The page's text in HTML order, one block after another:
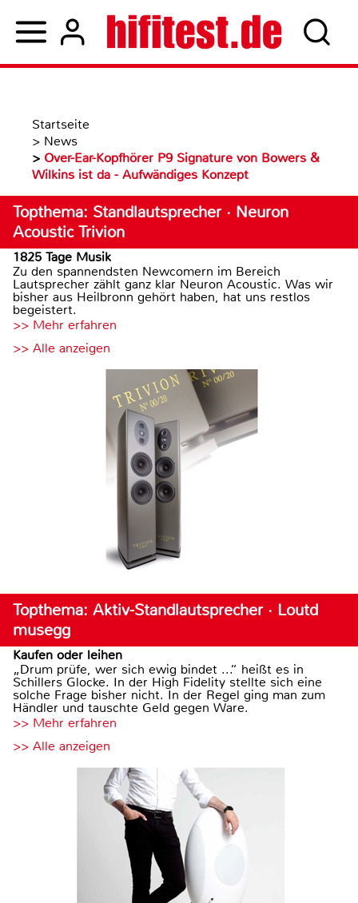
Startseite
> News
> Over-Ear-Kopfhörer P9 Signature von Bowers &
Wilkins ist da - Aufwändiges Konzept
Topthema: Standlautsprecher · Neuron
Acoustic Trivion
1825 Tage Musik
Zu den spannendsten Newcomern im Bereich
Lautsprecher zählt ganz klar Neuron Acoustic. Was wir
bisher aus Heilbronn gehört haben, hat uns restlos
begeistert.
>> Mehr erfahren
>> Alle anzeigen
Topthema: Aktiv-Standlautsprecher · Loutd
musegg
Kaufen oder leihen
„Drum prüfe, wer sich ewig bindet ...“ heißt es in
Schillers Glocke. In der High Fidelity stellte sich eine
solche Frage bisher nicht. In der Regel ging man zum
Händler und tauschte Geld gegen Ware.
>> Mehr erfahren
>> Alle anzeigen